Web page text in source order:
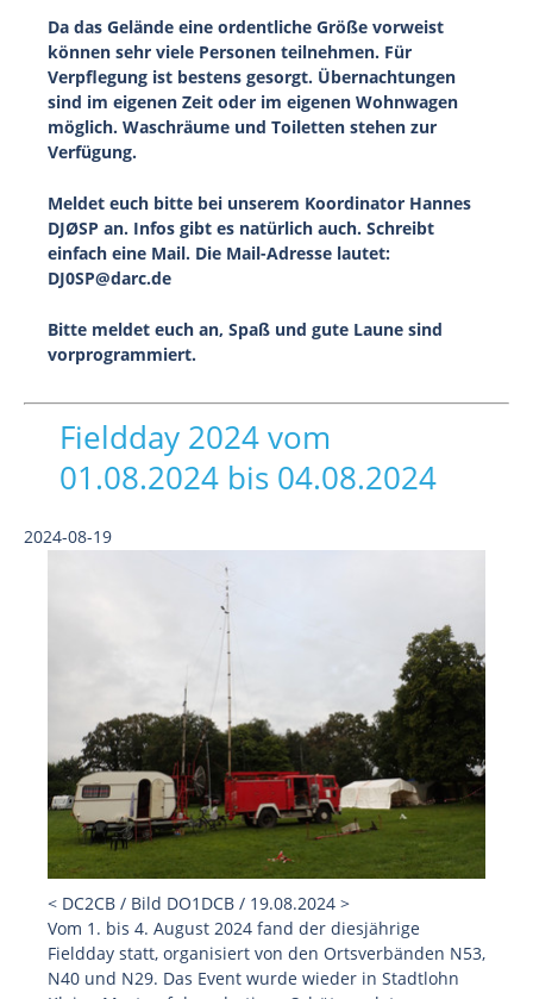
Da das Gelände eine ordentliche Größe vorweist
können sehr viele Personen teilnehmen. Für
Verpflegung ist bestens gesorgt. Übernachtungen
sind im eigenen Zeit oder im eigenen Wohnwagen
möglich. Waschräume und Toiletten stehen zur
Verfügung.
Meldet euch bitte bei unserem Koordinator Hannes
DJØSP an. Infos gibt es natürlich auch. Schreibt
einfach eine Mail. Die Mail-Adresse lautet:
DJ0SP@darc.de
Bitte meldet euch an, Spaß und gute Laune sind
vorprogrammiert.
Fieldday 2024 vom
01.08.2024 bis 04.08.2024
2024-08-19
< DC2CB / Bild DO1DCB / 19.08.2024 >
Vom 1. bis 4. August 2024 fand der diesjährige
Fieldday statt, organisiert von den Ortsverbänden N53,
N40 und N29. Das Event wurde wieder in Stadtlohn